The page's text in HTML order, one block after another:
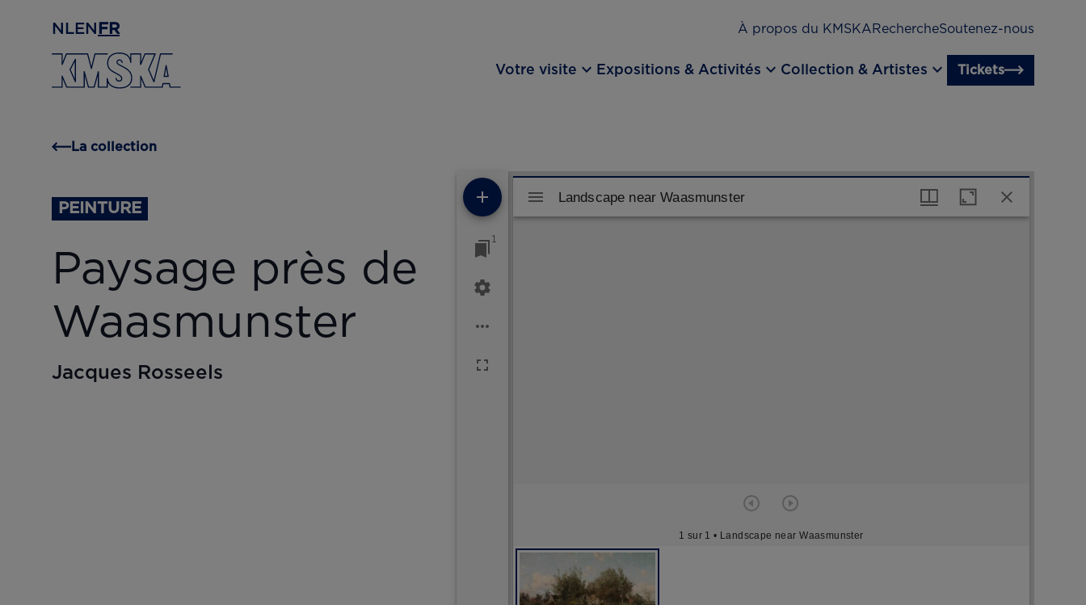
NL EN FR À propos du KMSKA RechercheSoutenez-nous
Votre visite keyboard_arrow_down Expositions & Activités keyboard_arrow_down Collection & Artistes keyboard_arrow_down Tickets
La collection
PEINTURE
Paysage près de
Waasmunster
Jacques Rosseels
1
Visualiseur Mirador
Landscape near Waasmunster
1 sur 1 • Landscape near Waasmunster
Landscape near Waasmunster